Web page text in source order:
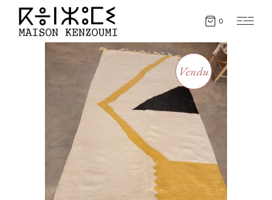
0
Vendu